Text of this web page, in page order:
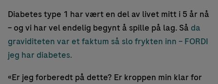
Diabetes type 1 har vært en del av livet mitt i 5 år nå
– og vi har vel endelig begynt å spille på lag. Så da
graviditeten var et faktum så slo frykten inn – FORDI
jeg har diabetes.
«Er jeg forberedt på dette? Er kroppen min klar for